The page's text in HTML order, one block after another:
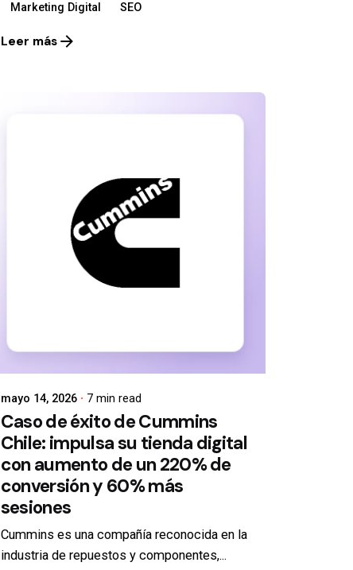
Marketing Digital SEO
Leer más
mayo 14, 2026 7 min read
Caso de éxito de Cummins
Chile: impulsa su tienda digital
con aumento de un 220% de
conversión y 60% más
sesiones
Cummins es una compañía reconocida en la
industria de repuestos y componentes,...